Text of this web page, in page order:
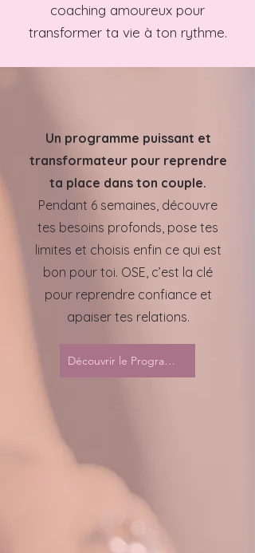
coaching amoureux pour
transformer ta vie à ton rythme.
Un programme puissant et
transformateur pour reprendre
ta place dans ton couple.
Pendant 6 semaines, découvre
tes besoins profonds, pose tes
limites et choisis enfin ce qui est
bon pour toi. OSE, c’est la clé
pour reprendre confiance et
apaiser tes relations.
Découvrir le Programme OSE